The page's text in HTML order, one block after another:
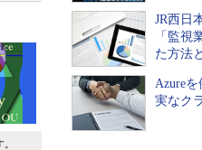
Insider.NET
ブログ
JR西日
「監視
た方法
Azure
実なク